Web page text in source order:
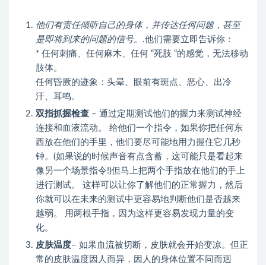
他们有责任倾听自己的身体，并传达任何问题，甚至
是即将到来的问题的信号。 .他们需要立即告诉你：
* 任何刺痛、任何麻木、任何 “死肢 “的感觉，无法移动
肢体。
任何昏厥的迹象：头晕、眼前有斑点、恶心、出冷
汗、耳鸣。
双指抓握检查 – 通过定期测试他们的握力来测试神经
连接和血液流动。 给他们一个指令，如果你把任何东
西放在他们的手里，他们要尽可能地用力握住它几秒
钟。(如果说的时候声音有点含蓄，这可能只是看起来
像另一个场景指令!)但马上把两个手指放在他们的手上
进行测试。 这样可以让你了解他们的正常握力，然后
你就可以在未来的测试中更容易地判断他们是否越来
越弱。 用两根手指，因为这样更容易发现力量的变
化。
皮肤温度– 如果血流被切断，皮肤就会开始变凉。但正
常的皮肤温度因人而异，因人的身体位置不同而迥